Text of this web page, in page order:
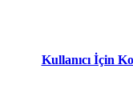
Kullanıcı İçin